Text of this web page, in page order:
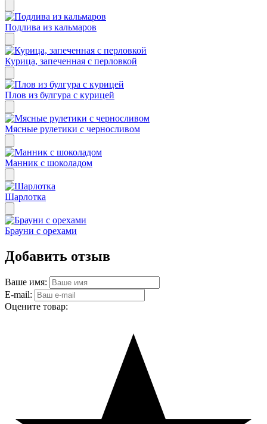
Подлива из кальмаров
Курица, запеченная с перловкой
Плов из булгура с курицей
Мясные рулетики с черносливом
Манник с шоколадом
Шарлотка
Брауни с орехами
Добавить отзыв
Ваше имя:
E-mail:
Оцените товар: